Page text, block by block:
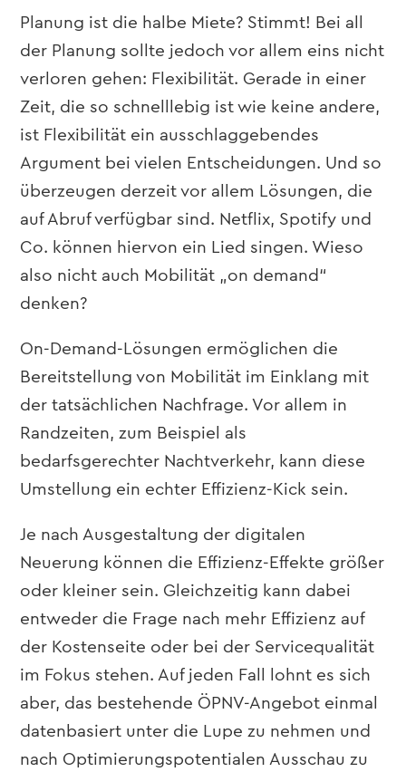
Planung ist die halbe Miete? Stimmt! Bei all
der Planung sollte jedoch vor allem eins nicht
verloren gehen: Flexibilität. Gerade in einer
Zeit, die so schnelllebig ist wie keine andere,
ist Flexibilität ein ausschlaggebendes
Argument bei vielen Entscheidungen. Und so
überzeugen derzeit vor allem Lösungen, die
auf Abruf verfügbar sind. Netflix, Spotify und
Co. können hiervon ein Lied singen. Wieso
also nicht auch Mobilität „on demand“
denken?
On-Demand-Lösungen ermöglichen die
Bereitstellung von Mobilität im Einklang mit
der tatsächlichen Nachfrage. Vor allem in
Randzeiten, zum Beispiel als
bedarfsgerechter Nachtverkehr, kann diese
Umstellung ein echter Effizienz-Kick sein.
Je nach Ausgestaltung der digitalen
Neuerung können die Effizienz-Effekte größer
oder kleiner sein. Gleichzeitig kann dabei
entweder die Frage nach mehr Effizienz auf
der Kostenseite oder bei der Servicequalität
im Fokus stehen. Auf jeden Fall lohnt es sich
aber, das bestehende ÖPNV-Angebot einmal
datenbasiert unter die Lupe zu nehmen und
nach Optimierungspotentialen Ausschau zu